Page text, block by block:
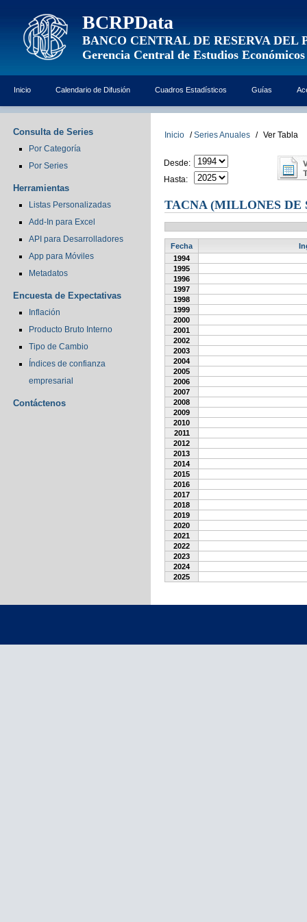
BCRPData
BANCO CENTRAL DE RESERVA DEL
Gerencia Central de Estudios Económicos
Inicio Calendario de Difusión Cuadros Estadísticos Guías
Consulta de Series
Por Categoría
Por Series
Herramientas
Listas Personalizadas
Add-In para Excel
API para Desarrolladores
App para Móviles
Metadatos
Encuesta de Expectativas
Inflación
Producto Bruto Interno
Tipo de Cambio
Índices de confianza
empresarial
Contáctenos
Inicio / Series Anuales / Ver Tabla
Desde:
Hasta:
TACNA (MILLONES DE
Fecha
1994
1995
1996
1997
1998
1999
2000
2001
2002
2003
2004
2005
2006
2007
2008
2009
2010
2011
2012
2013
2014
2015
2016
2017
2018
2019
2020
2021
2022
2023
2024
2025